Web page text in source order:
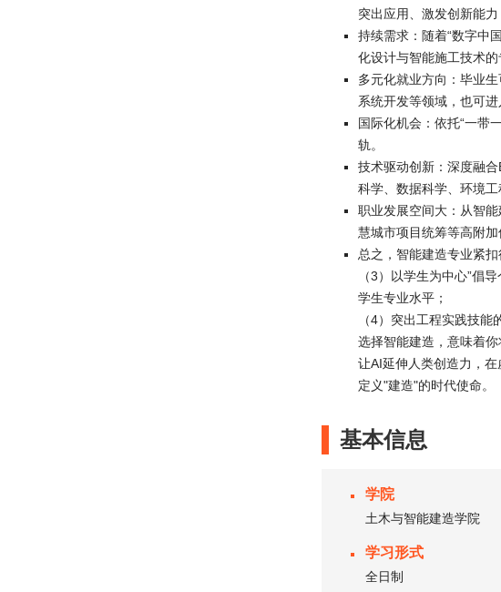
突出应用、激发创新能力
持续需求：随着“数字中
化设计与智能施工技术的
多元化就业方向：毕业
系统开发等领域，也可
国际化机会：依托“一带
轨。
技术驱动创新：深度融
科学、数据科学、环境工
职业发展空间大：从智
慧城市项目统筹等高附加
总之，智能建造专业紧
（3）以学生为中心”倡
学生专业水平；
（4）突出工程实践技
选择智能建造，意味着
让AI延伸人类创造力，
定义"建造"的时代使命。
基本信息
学院
土木与智能建造学院
学习形式
全日制